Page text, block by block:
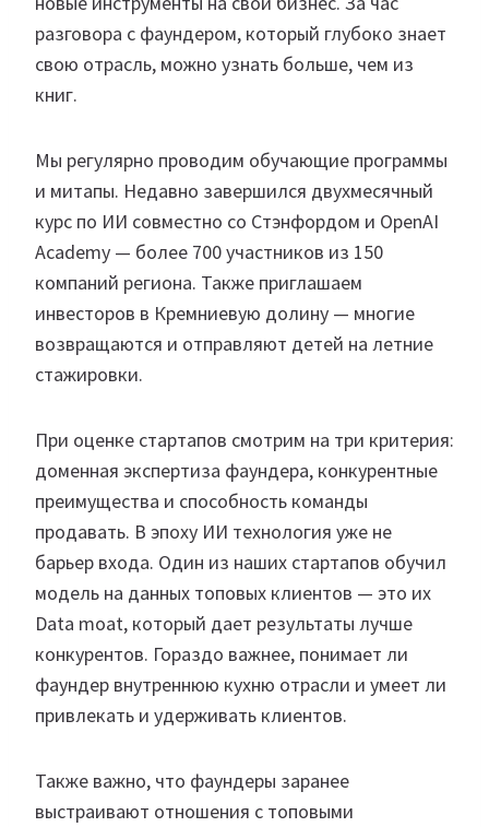
разговора с фаундером, который глубоко знает
свою отрасль, можно узнать больше, чем из
книг.
Мы регулярно проводим обучающие программы
и митапы. Недавно завершился двухмесячный
курс по ИИ совместно со Стэнфордом и OpenAI
Academy — более 700 участников из 150
компаний региона. Также приглашаем
инвесторов в Кремниевую долину — многие
возвращаются и отправляют детей на летние
стажировки.
При оценке стартапов смотрим на три критерия:
доменная экспертиза фаундера, конкурентные
преимущества и способность команды
продавать. В эпоху ИИ технология уже не
барьер входа. Один из наших стартапов обучил
модель на данных топовых клиентов — это их
Data moat, который дает результаты лучше
конкурентов. Гораздо важнее, понимает ли
фаундер внутреннюю кухню отрасли и умеет ли
привлекать и удерживать клиентов.
Также важно, что фаундеры заранее
выстраивают отношения с топовыми